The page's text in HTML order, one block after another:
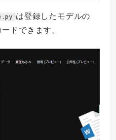
は登録したモデルの
ドできます。